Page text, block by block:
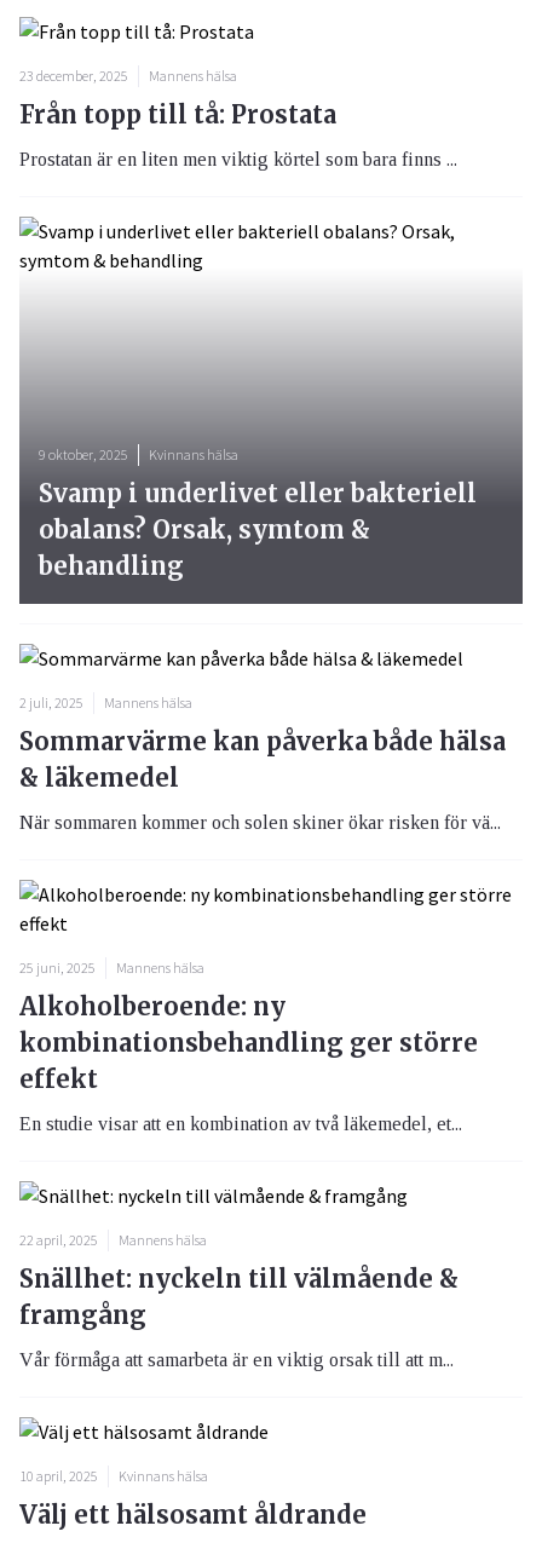
23 december, 2025 Mannens hälsa
Från topp till tå: Prostata
Prostatan är en liten men viktig körtel som bara finns ...
9 oktober, 2025 Kvinnans hälsa
Svamp i underlivet eller bakteriell
obalans? Orsak, symtom &
behandling
2 juli, 2025 Mannens hälsa
Sommarvärme kan påverka både hälsa
& läkemedel
När sommaren kommer och solen skiner ökar risken för vä...
25 juni, 2025 Mannens hälsa
Alkoholberoende: ny
kombinationsbehandling ger större
effekt
En studie visar att en kombination av två läkemedel, et...
22 april, 2025 Mannens hälsa
Snällhet: nyckeln till välmående &
framgång
Vår förmåga att samarbeta är en viktig orsak till att m...
10 april, 2025 Kvinnans hälsa
Välj ett hälsosamt åldrande